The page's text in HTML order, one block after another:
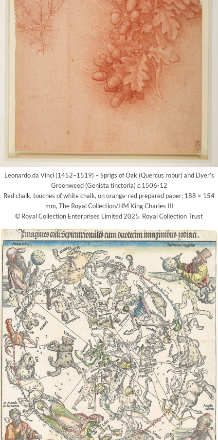
Leonardo da Vinci (1452–1519) – Sprigs of Oak (Quercus robur) and Dyer’s
Greenweed (Genista tinctoria) c.1506-12
Red chalk, touches of white chalk, on orange-red prepared paper; 188 × 154
mm, The Royal Collection/HM King Charles III
© Royal Collection Enterprises Limited 2025, Royal Collection Trust